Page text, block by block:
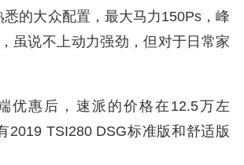
的大众配置，最大马力150Ps，峰
虽说不上动力强劲，但对于日常家
优惠后，速派的价格在12.5万左
2019 TSI280 DSG标准版和舒适版